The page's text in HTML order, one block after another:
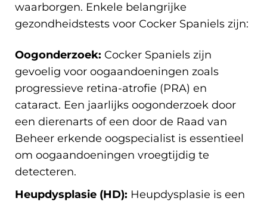
waarborgen. Enkele belangrijke
gezondheidstests voor Cocker Spaniels zijn:
Oogonderzoek: Cocker Spaniels zijn
gevoelig voor oogaandoeningen zoals
progressieve retina-atrofie (PRA) en
cataract. Een jaarlijks oogonderzoek door
een dierenarts of een door de Raad van
Beheer erkende oogspecialist is essentieel
om oogaandoeningen vroegtijdig te
detecteren.
Heupdysplasie (HD): Heupdysplasie is een